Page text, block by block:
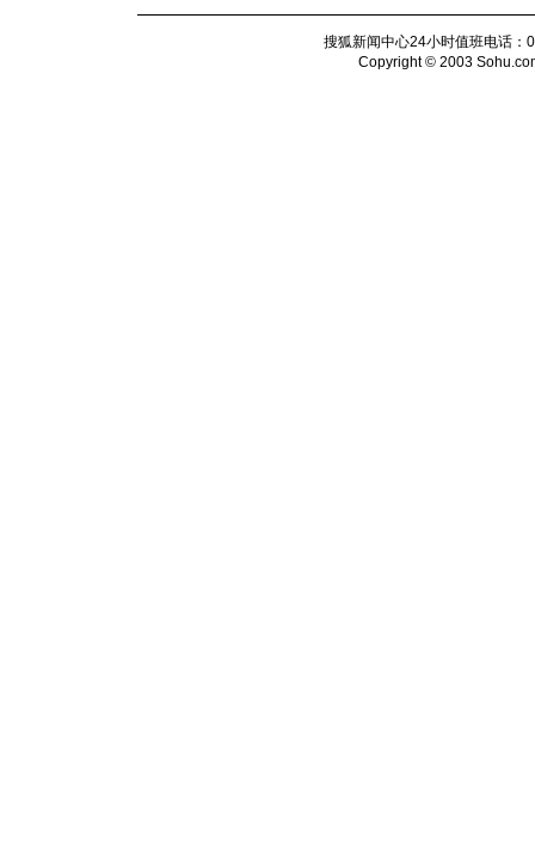
搜狐新闻中心24小时值班电话
Copyright © 2003